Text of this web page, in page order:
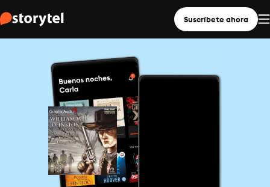
Suscríbete ahora